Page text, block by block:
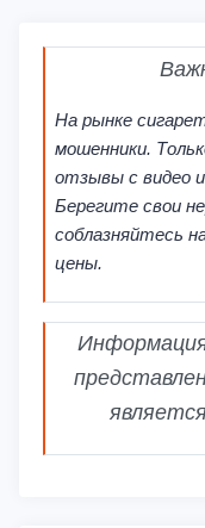
На рынке
мошенники.
отзывы с видео
Берегите свои
соблазняйтесь
цены.